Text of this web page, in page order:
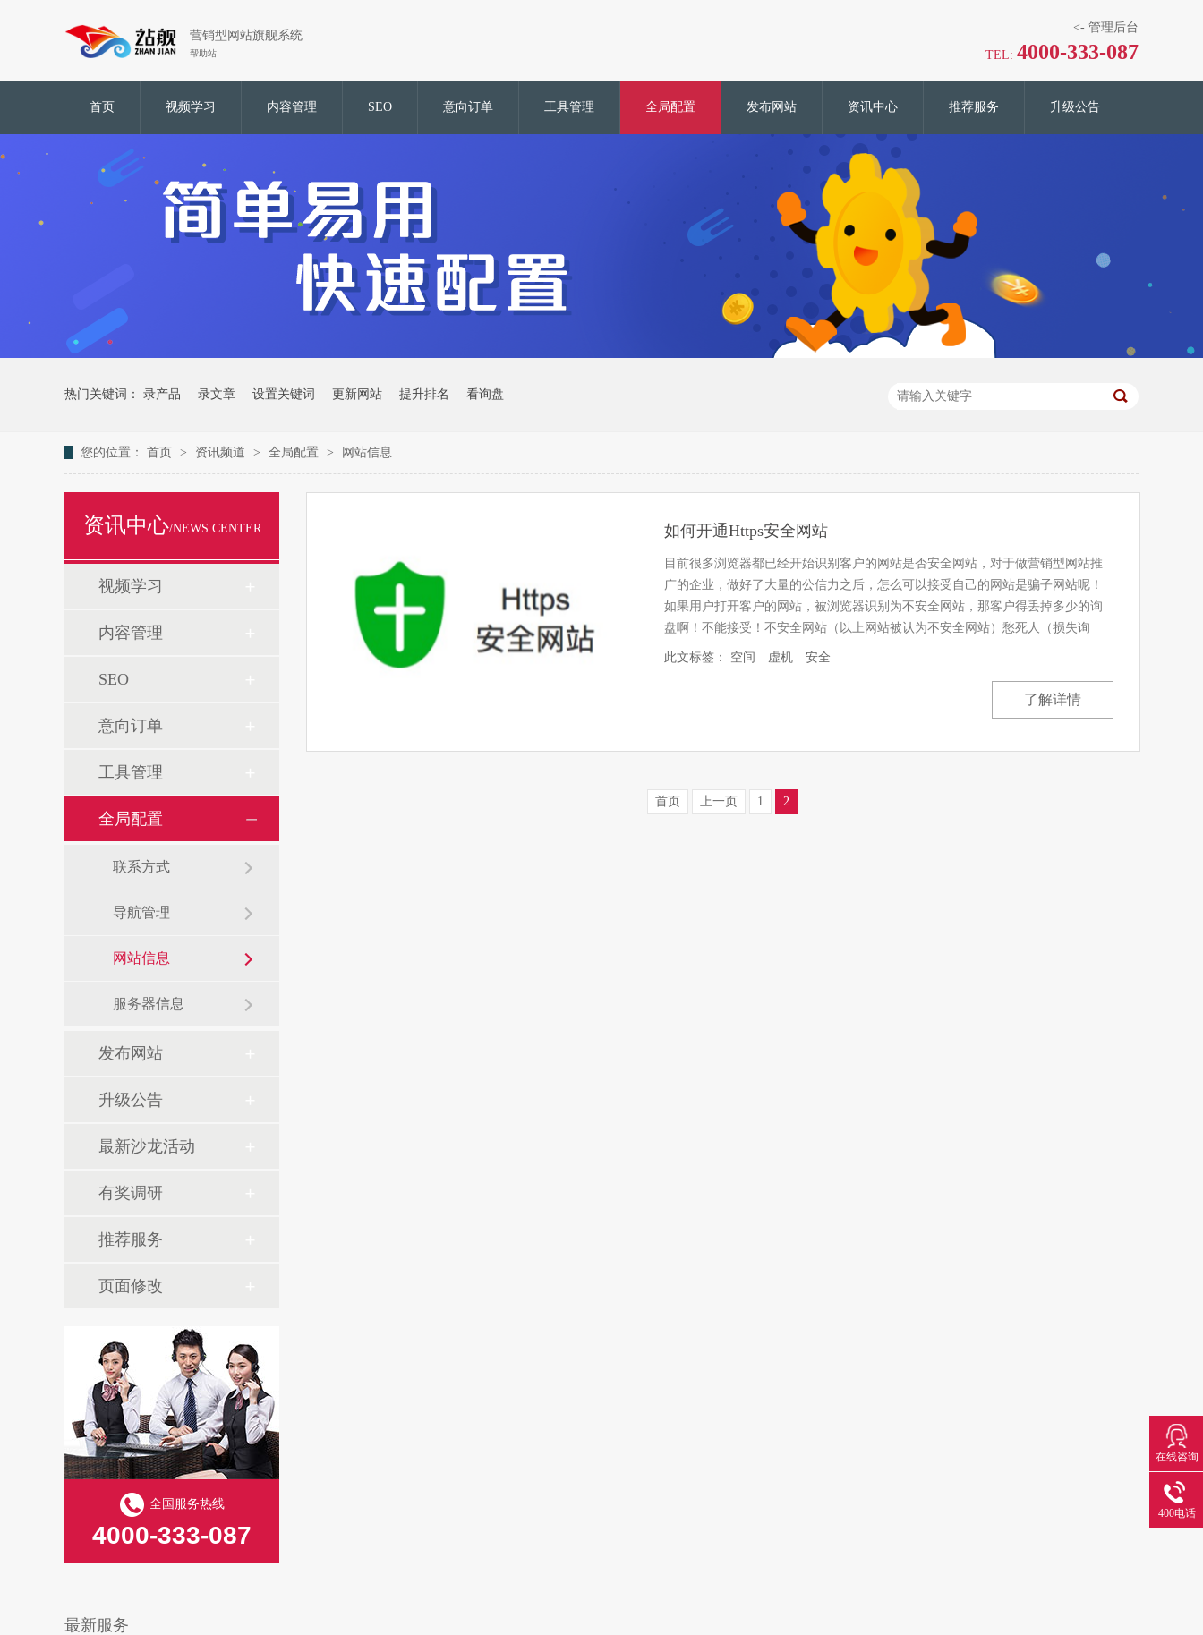
营销型网站旗舰系统
帮助站
<- 管理后台
TEL: 4000-333-087
首页 视频学习 内容管理 SEO 意向订单 工具管理 全局配置 发布网站 资讯中心 推荐服务 升级公告
热门关键词： 录产品 录文章 设置关键词 更新网站 提升排名 看询盘
您的位置： 首页 > 资讯频道 > 全局配置 > 网站信息
资讯中心/NEWS CENTER
视频学习
内容管理
SEO
意向订单
工具管理
全局配置
联系方式
导航管理
网站信息
服务器信息
发布网站
升级公告
最新沙龙活动
有奖调研
推荐服务
页面修改
全国服务热线
4000-333-087
最新服务
如何开通Https安全网站
目前很多浏览器都已经开始识别客户的网站是否安全网站，对于做营销型网站推
广的企业，做好了大量的公信力之后，怎么可以接受自己的网站是骗子网站呢！
如果用户打开客户的网站，被浏览器识别为不安全网站，那客户得丢掉多少的询
盘啊！不能接受！不安全网站（以上网站被认为不安全网站）愁死人（损失询
盘…
此文标签： 空间 虚机 安全
了解详情
首页 上一页 1 2
在线咨询
400电话